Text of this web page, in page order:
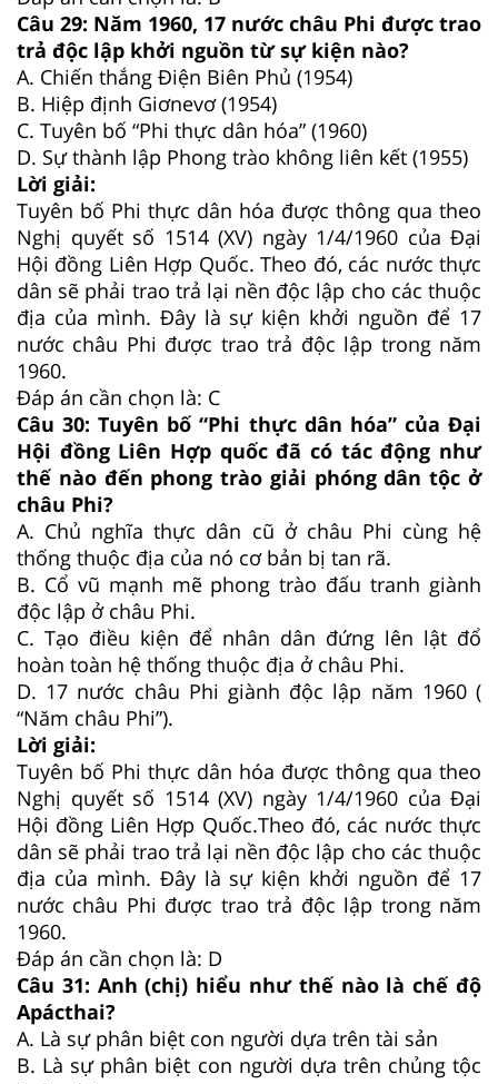
Câu 29: Năm 1960, 17 nước châu Phi được trao
trả độc lập khởi nguồn từ sự kiện nào?
A. Chiến thắng Điện Biên Phủ (1954)
B. Hiệp định Giơnevơ (1954)
C. Tuyên bố “Phi thực dân hóa” (1960)
D. Sự thành lập Phong trào không liên kết (1955)
Lời giải:
Tuyên bố Phi thực dân hóa được thông qua theo
Nghị quyết số 1514 (XV) ngày 1/4/1960 của Đại
Hội đồng Liên Hợp Quốc. Theo đó, các nước thực
dân sẽ phải trao trả lại nền độc lập cho các thuộc
địa của mình. Đây là sự kiện khởi nguồn để 17
nước châu Phi được trao trả độc lập trong năm
1960.
Đáp án cần chọn là: C
Câu 30:Tuyên bố “Phi thực dân hóa” của Đại
Hội đồng Liên Hợp quốc đã có tác động như
thế nào đến phong trào giải phóng dân tộc ở
châu Phi?
A. Chủ nghĩa thực dân cũ ở châu Phi cùng hệ
thống thuộc địa của nó cơ bản bị tan rã.
B. Cổ vũ mạnh mẽ phong trào đấu tranh giành
độc lập ở châu Phi.
C. Tạo điều kiện để nhân dân đứng lên lật đổ
hoàn toàn hệ thống thuộc địa ở châu Phi.
D. 17 nước châu Phi giành độc lập năm 1960 (
“Năm châu Phi”).
Lời giải:
Tuyên bố Phi thực dân hóa được thông qua theo
Nghị quyết số 1514 (XV) ngày 1/4/1960 của Đại
Hội đồng Liên Hợp Quốc.Theo đó, các nước thực
dân sẽ phải trao trả lại nền độc lập cho các thuộc
địa của mình. Đây là sự kiện khởi nguồn để 17
nước châu Phi được trao trả độc lập trong năm
1960.
Đáp án cần chọn là: D
Câu 31: Anh (chị) hiểu như thế nào là chế độ
Apácthai?
A. Là sự phân biệt con người dựa trên tài sản
B. Là sự phân biệt con người dựa trên chủng tộc